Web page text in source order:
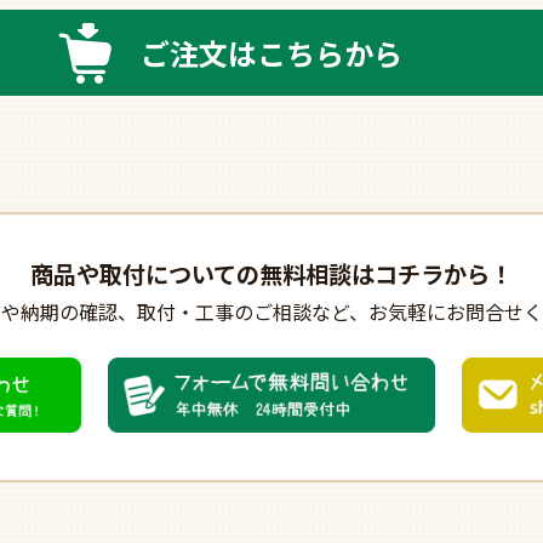
ご注文はこちらから
商品や取付についての無料相談はコチラから！
納期の確認、 取付・工事のご相談など、 お気軽にお問合せ